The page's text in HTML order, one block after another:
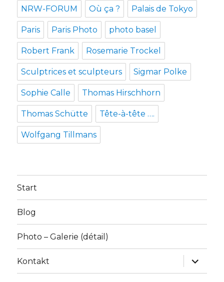
NRW-FORUM Où ça ? Palais de Tokyo
Paris Paris Photo photo basel
Robert Frank Rosemarie Trockel
Sculptrices et sculpteurs Sigmar Polke
Sophie Calle Thomas Hirschhorn
Thomas Schütte Tête-à-tête ….
Wolfgang Tillmans
Start
Blog
Photo – Galerie (détail)
Kontakt